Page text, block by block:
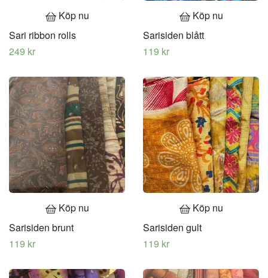
Köp nu
Sari ribbon rolls
249 kr
Köp nu
Sarisiden blått
119 kr
Köp nu
Sarisiden brunt
119 kr
Köp nu
Sarisiden gult
119 kr